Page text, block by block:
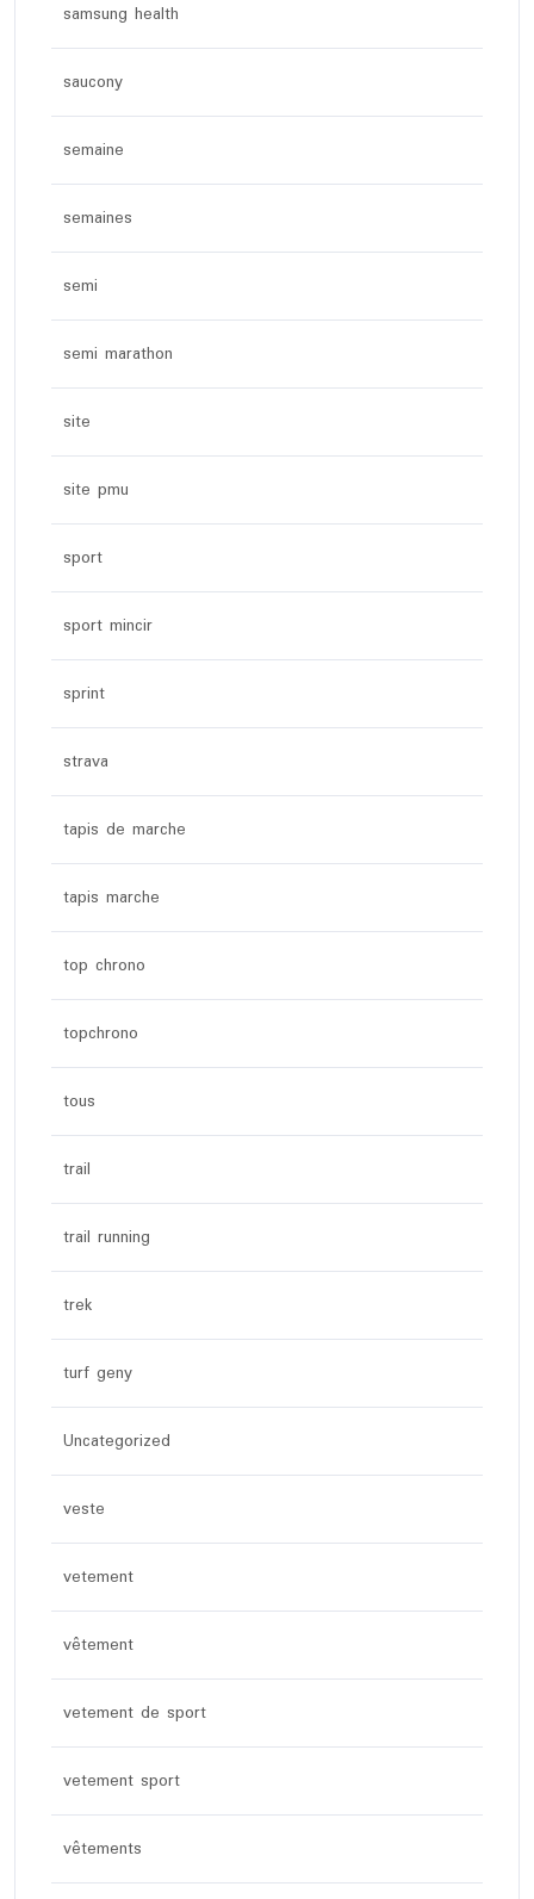
samsung health
saucony
semaine
semaines
semi
semi marathon
site
site pmu
sport
sport mincir
sprint
strava
tapis de marche
tapis marche
top chrono
topchrono
tous
trail
trail running
trek
turf geny
Uncategorized
veste
vetement
vêtement
vetement de sport
vetement sport
vêtements